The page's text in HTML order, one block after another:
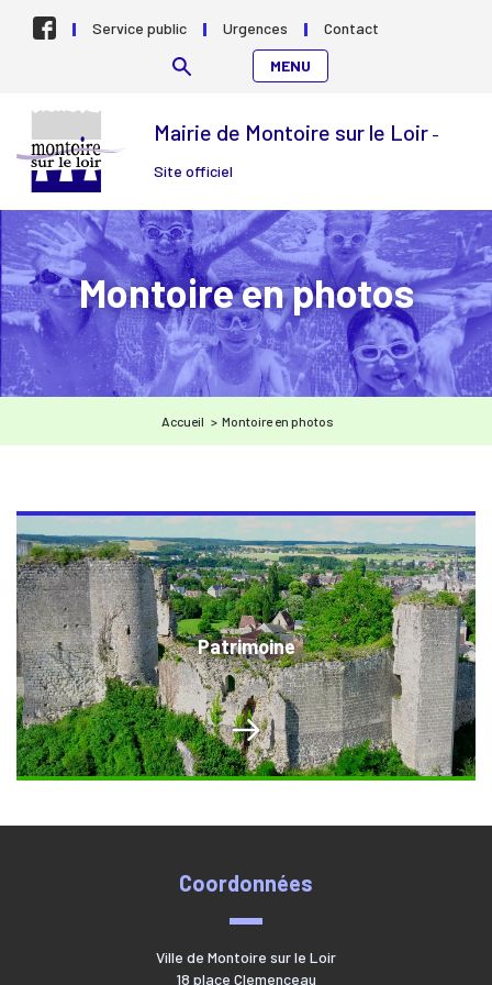
Aller au contenu
Mairie de Montoire sur le Loir -
Site officiel
Service public Urgences
Contact
MENU
Montoire en photos
Accueil > Montoire en photos
Patrimoine
Coordonnées
Ville de Montoire sur le Loir
18 place Clemenceau